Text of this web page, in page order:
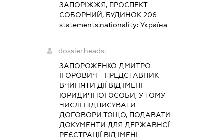
ЗАПОРІЖЖЯ, ПРОСПЕКТ
СОБОРНИЙ, БУДИНОК 206
statements.nationality: Україна
dossier.heads:
ЗАПОРОЖЕНКО ДМИТРО
ІГОРОВИЧ - ПРЕДСТАВНИК
ВЧИНЯТИ ДІЇ ВІД ІМЕНІ
ЮРИДИЧНОЇ ОСОБИ, У ТОМУ
ЧИСЛІ ПІДПИСУВАТИ
ДОГОВОРИ ТОЩО, ПОДАВАТИ
ДОКУМЕНТИ ДЛЯ ДЕРЖАВНОЇ
РЕЄСТРАЦІЇ ВІД ІМЕНІ